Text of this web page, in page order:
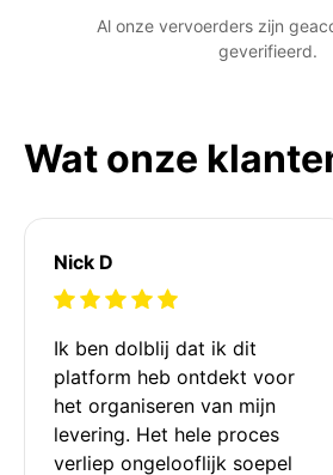
Al onze vervoerders zijn
geverifieerd.
Wat onze
Nick D
Ik ben dolblij dat ik dit
platform heb ontdekt voor
het organiseren van mijn
levering. Het hele proces
verliep ongelooflijk soepel